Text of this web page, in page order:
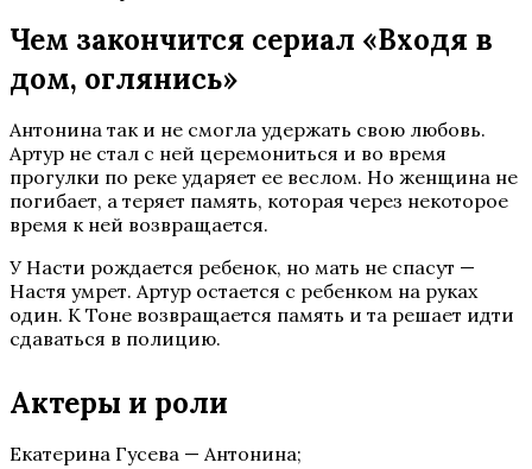
Чем закончится сериал «Входя в
дом, оглянись»
Антонина так и не смогла удержать свою любовь.
Артур не стал с ней церемониться и во время
прогулки по реке ударяет ее веслом. Но женщина не
погибает, а теряет память, которая через некоторое
время к ней возвращается.
У Насти рождается ребенок, но мать не спасут —
Настя умрет. Артур остается с ребенком на руках
один. К Тоне возвращается память и та решает идти
сдаваться в полицию.
Актеры и роли
Екатерина Гусева — Антонина;